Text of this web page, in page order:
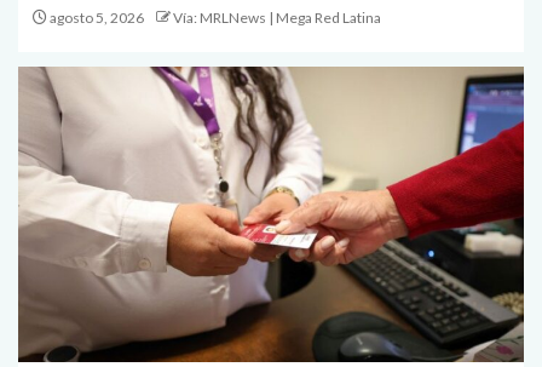
agosto 5, 2026 Vía: MRLNews | Mega Red Latina